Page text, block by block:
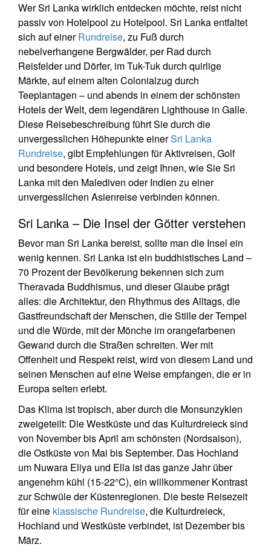
Wer Sri Lanka wirklich entdecken möchte, reist nicht
passiv von Hotelpool zu Hotelpool. Sri Lanka entfaltet
sich auf einerRundreise, zu Fuß durch
nebelverhangene Bergwälder, per Rad durch
Reisfelder und Dörfer, im Tuk-Tuk durch quirlige
Märkte, auf einem alten Colonialzug durch
Teeplantagen – und abends in einem der schönsten
Hotels der Welt, dem legendären Lighthouse in Galle.
Diese Reisebeschreibung führt Sie durch die
unvergesslichen Höhepunkte einerSri Lanka
Rundreise, gibt Empfehlungen für Aktivreisen, Golf
und besondere Hotels, und zeigt Ihnen, wie Sie Sri
Lanka mit den Malediven oder Indien zu einer
unvergesslichen Asienreise verbinden können.
Sri Lanka – Die Insel der Götter verstehen
Bevor man Sri Lanka bereist, sollte man die Insel ein
wenig kennen. Sri Lanka ist ein buddhistisches Land –
70 Prozent der Bevölkerung bekennen sich zum
Theravada Buddhismus, und dieser Glaube prägt
alles: die Architektur, den Rhythmus des Alltags, die
Gastfreundschaft der Menschen, die Stille der Tempel
und die Würde, mit der Mönche im orangefarbenen
Gewand durch die Straßen schreiten. Wer mit
Offenheit und Respekt reist, wird von diesem Land und
seinen Menschen auf eine Weise empfangen, die er in
Europa selten erlebt.
Das Klima ist tropisch, aber durch die Monsunzyklen
zweigeteilt: Die Westküste und das Kulturdreieck sind
von November bis April am schönsten (Nordsaison),
die Ostküste von Mai bis September. Das Hochland
um Nuwara Eliya und Ella ist das ganze Jahr über
angenehm kühl (15-22°C), ein willkommener Kontrast
zur Schwüle der Küstenregionen. Die beste Reisezeit
für eine klassische Rundreise, die Kulturdreieck,
Hochland und Westküste verbindet, ist Dezember bis
März.